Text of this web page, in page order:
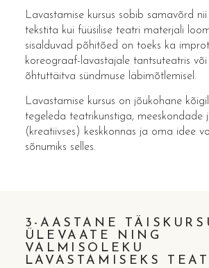
Lavastamise kursus sobib samavõrd
tekstita kui füüsilise teatri materjali
sisalduvad põhitõed on toeks ka
koreograaf-lavastajale tantsuteatris või
õhtuttäitva sündmuse läbimõtlemisel.
Lavastamise kursus on jõukohane
tegeleda teatrikunstiga, meeskondade
(kreatiivses) keskkonnas ja oma idee
sõnumiks selles.
3-AASTANE
ÜLEVAATE NING
VALMISOLEKU
LAVASTAMISEKS